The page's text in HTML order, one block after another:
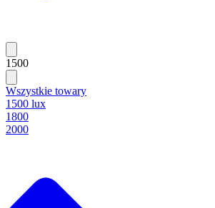
1500
Wszystkie towary
1500 lux
1800
2000